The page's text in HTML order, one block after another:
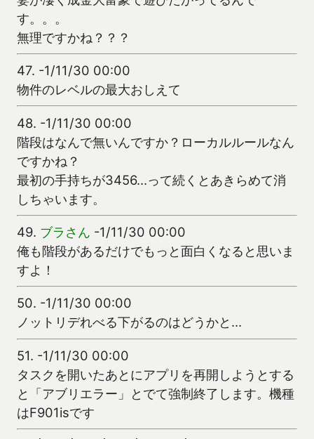
す。。。
無理ですかね？？？
47. -1/11/30 00:00
物件のレベルの最大おしえて
48. -1/11/30 00:00
階段はなんで無いんですか？ローカルルールなん
ですかね？
最初の手持ちが3456…って続くとあきらめて消
しちゃいます。
49. ブラさん -1/11/30 00:00
俺も階段があるだけでもっと面白くなると思いま
すよ！
50. -1/11/30 00:00
ノットリデれべる下がるのはどうかと…
51. -1/11/30 00:00
タスクを開いたあとにアプリを再開しようとする
と「アブリエラー」とでて強制終了します。機種
はF901isです